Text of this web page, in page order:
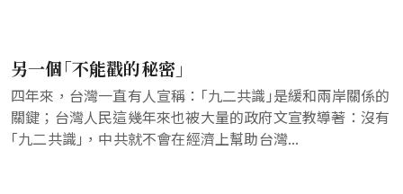
另一個｢不能戳的秘密｣
四年來，台灣一直有人宣稱：｢九二共識｣是緩和兩岸關係的
關鍵；台灣人民這幾年來也被大量的政府文宣教導著：沒有
｢九二共識｣，中共就不會在經濟上幫助台灣...